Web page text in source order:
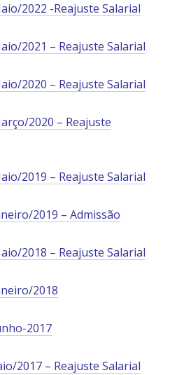
2022 -Reajuste Salarial
2021 – Reajuste Salarial
2020 – Reajuste Salarial
2020 – Reajuste
2019 – Reajuste Salarial
2019 – Admissão
2018 – Reajuste Salarial
2018
2017
2017 – Reajuste Salarial